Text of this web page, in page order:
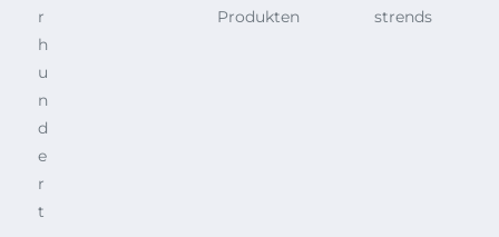
r
h
u
n
d
e
r
t
Produkten
strends